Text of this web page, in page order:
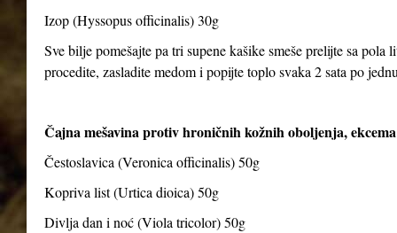
Izop (Hyssopus officinalis) 30g
Sve bilje pomešajte pa tri supene kašike smeše prelijte sa
procedite, zasladite medom i popijte toplo svaka 2 sata po
Čajna mešavina protiv hroničnih kožnih oboljenja,
Čestoslavica (Veronica officinalis) 50g
Kopriva list (Urtica dioica) 50g
Divlja dan i noć (Viola tricolor) 50g